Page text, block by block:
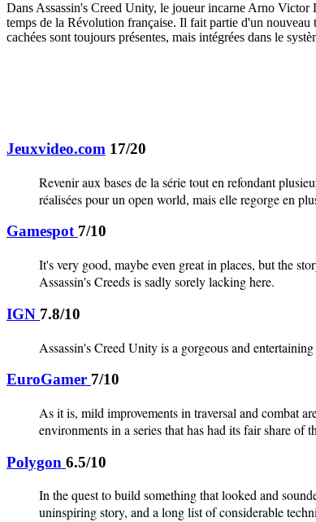
Dans Assassin's Creed Unity, le joueur incarne Arno Victor
temps de la Révolution française. Il fait partie d'un nouveau
cachées sont toujours présentes, mais intégrées dans le
Jeuxvideo.com 17/20
Revenir aux bases de la série tout en refondant
réalisées pour un open world, mais elle regorge en
Gamespot 7/10
It's very good, maybe even great in places, but the
Assassin's Creeds is sadly sorely lacking here.
IGN 7.8/10
Assassin's Creed Unity is a gorgeous and
EuroGamer 7/10
As it is, mild improvements in traversal and combat
environments in a series that has had its fair share of
Polygon 6.5/10
In the quest to build something that looked and
uninspiring story, and a long list of considerable